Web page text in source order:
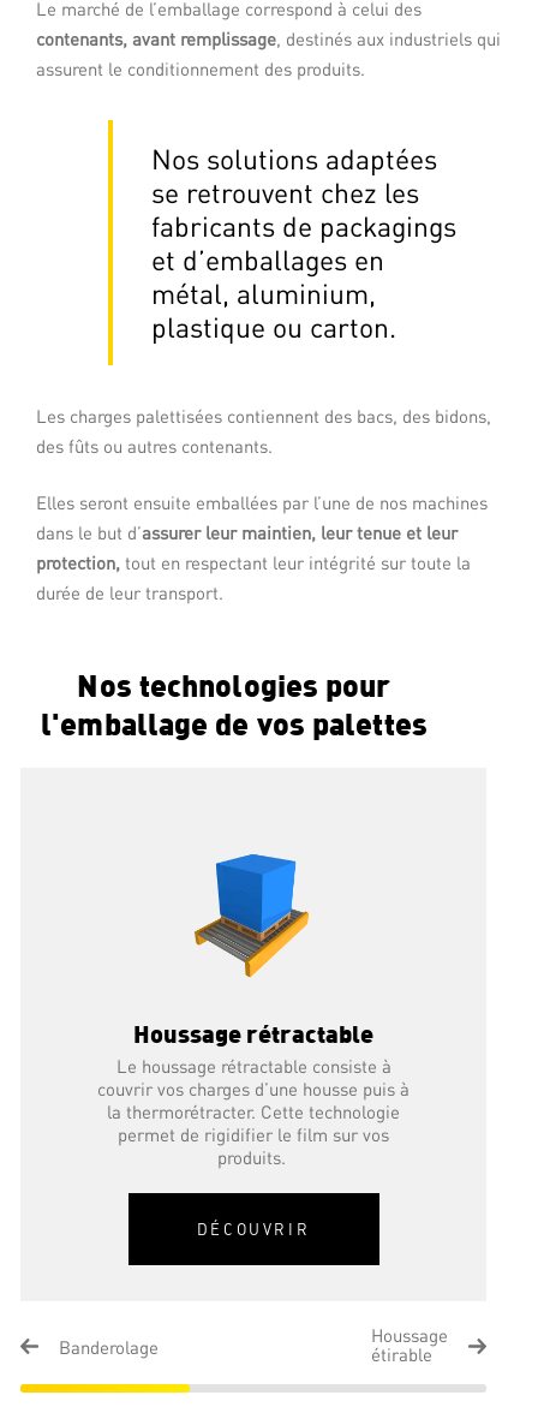
Le marché de l’emballage correspond à celui des
contenants, avant remplissage, destinés aux industriels qui
assurent le conditionnement des produits.
Nos solutions adaptées
se retrouvent chez les
fabricants de packagings
et d’emballages en
métal, aluminium,
plastique ou carton.
Les charges palettisées contiennent des bacs, des bidons,
des fûts ou autres contenants.
Elles seront ensuite emballées par l’une de nos machines
dans le but d’assurer leur maintien, leur tenue et leur
protection, tout en respectant leur intégrité sur toute la
durée de leur transport.
Nos technologies pour
l'emballage de vos palettes
votre zone logistique. Ces systèmes
vous offrent des possibilités multiples en
s’adaptant parfaitement à vos
DÉCOUVRIR
Banderolage
Cette technologie de filmage de palettes
permet de déposer un film étirable en
spirale autour d’une charge avec des
laizes comprises entre 250 et 1000 mm,
DÉCOUVRIR
Houssage rétractable
Le houssage rétractable consiste à
couvrir vos charges d’une housse puis à
la thermorétracter. Cette technologie
permet de rigidifier le film sur vos
produits.
DÉCOUVRIR
Banderolage
Houssage
étirable